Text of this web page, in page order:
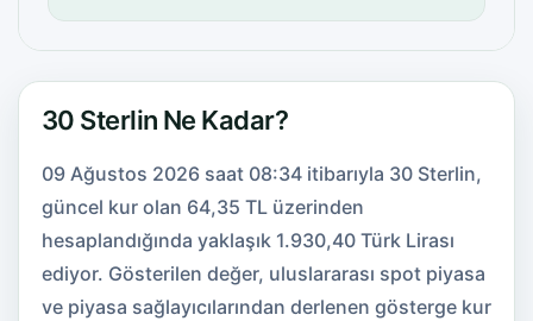
30 Sterlin Ne Kadar?
09 Ağustos 2026 saat 08:34 itibarıyla 30 Sterlin,
güncel kur olan 64,35 TL üzerinden
hesaplandığında yaklaşık 1.930,40 Türk Lirası
ediyor. Gösterilen değer, uluslararası spot piyasa
ve piyasa sağlayıcılarından derlenen gösterge kur